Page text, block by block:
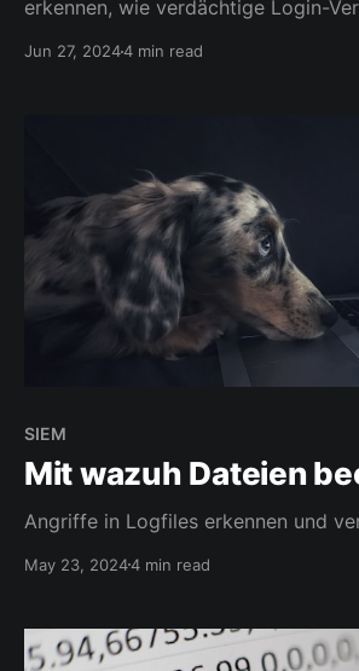
erkennen, wie verdächtige Login-
statistische Darstellungen im SIEM
Jun 27, 20244 min read
SIEM
Mit wazuh Dateien
Angriffe in Logfiles erkennen und
May 23, 20244 min read